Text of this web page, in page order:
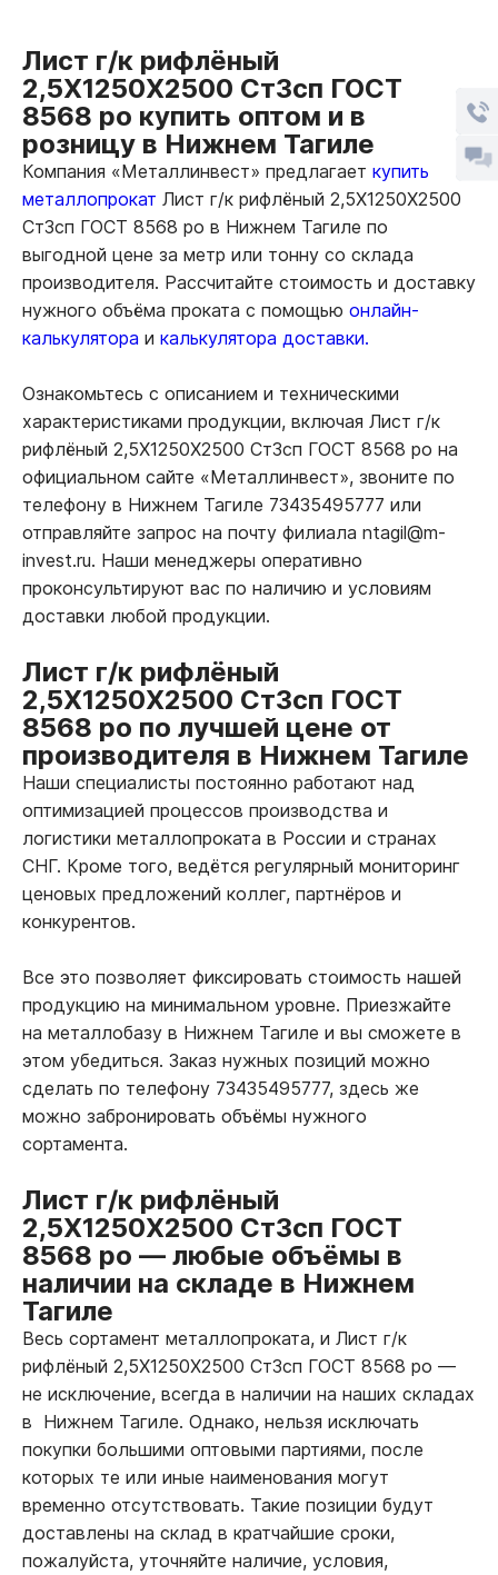
Лист г/к рифлёный
2,5Х1250Х2500 Ст3сп ГОСТ
8568 ро купить оптом и в
розницу в Нижнем Тагиле
Компания «Металлинвест» предлагает купить
металлопрокат Лист г/к рифлёный 2,5Х1250Х2500
Ст3сп ГОСТ 8568 ро в Нижнем Тагиле по
выгодной цене за метр или тонну со склада
производителя. Рассчитайте стоимость и доставку
нужного объёма проката с помощью онлайн-
калькулятора и калькулятора доставки.
Ознакомьтесь с описанием и техническими
характеристиками продукции, включая Лист г/к
рифлёный 2,5Х1250Х2500 Ст3сп ГОСТ 8568 ро на
официальном сайте «Металлинвест», звоните по
телефону в Нижнем Тагиле 73435495777 или
отправляйте запрос на почту филиала ntagil@m-
invest.ru. Наши менеджеры оперативно
проконсультируют вас по наличию и условиям
доставки любой продукции.
Лист г/к рифлёный
2,5Х1250Х2500 Ст3сп ГОСТ
8568 ро по лучшей цене от
производителя в Нижнем Тагиле
Наши специалисты постоянно работают над
оптимизацией процессов производства и
логистики металлопроката в России и странах
СНГ. Кроме того, ведётся регулярный мониторинг
ценовых предложений коллег, партнёров и
конкурентов.
Все это позволяет фиксировать стоимость нашей
продукцию на минимальном уровне. Приезжайте
на металлобазу в Нижнем Тагиле и вы сможете в
этом убедиться. Заказ нужных позиций можно
сделать по телефону 73435495777, здесь же
можно забронировать объёмы нужного
сортамента.
Лист г/к рифлёный
2,5Х1250Х2500 Ст3сп ГОСТ
8568 ро — любые объёмы в
наличии на складе в Нижнем
Тагиле
Весь сортамент металлопроката, и Лист г/к
рифлёный 2,5Х1250Х2500 Ст3сп ГОСТ 8568 ро —
не исключение, всегда в наличии на наших складах
в Нижнем Тагиле. Однако, нельзя исключать
покупки большими оптовыми партиями, после
которых те или иные наименования могут
временно отсутствовать. Такие позиции будут
доставлены на склад в кратчайшие сроки,
пожалуйста, уточняйте наличие, условия,